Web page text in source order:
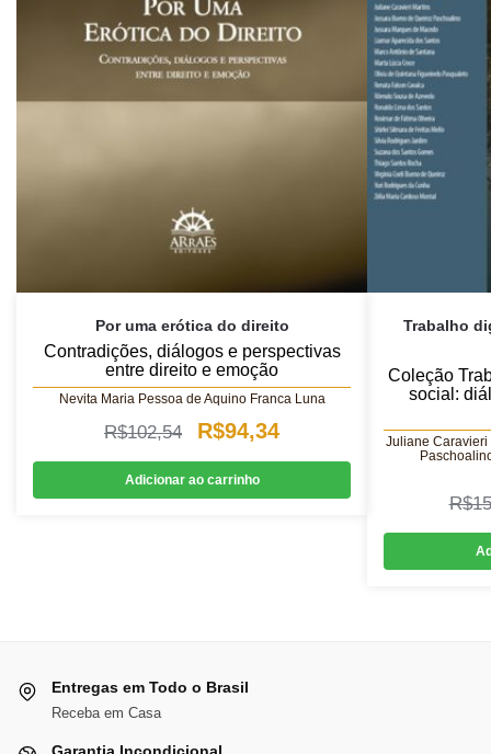
Por uma erótica do direito
Contradições, diálogos e perspectivas
entre direito e emoção
Nevita Maria Pessoa de Aquino Franca Luna
R$102,54
O
preço
original
R$94,34O
preço
atual
Adicionar ao carrinho
Trabalho
Coleção
social:
Juliane Caravieri
R$
Entregas em Todo o Brasil
Receba em Casa